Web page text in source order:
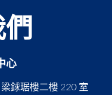
心
銶琚樓二樓 220 室